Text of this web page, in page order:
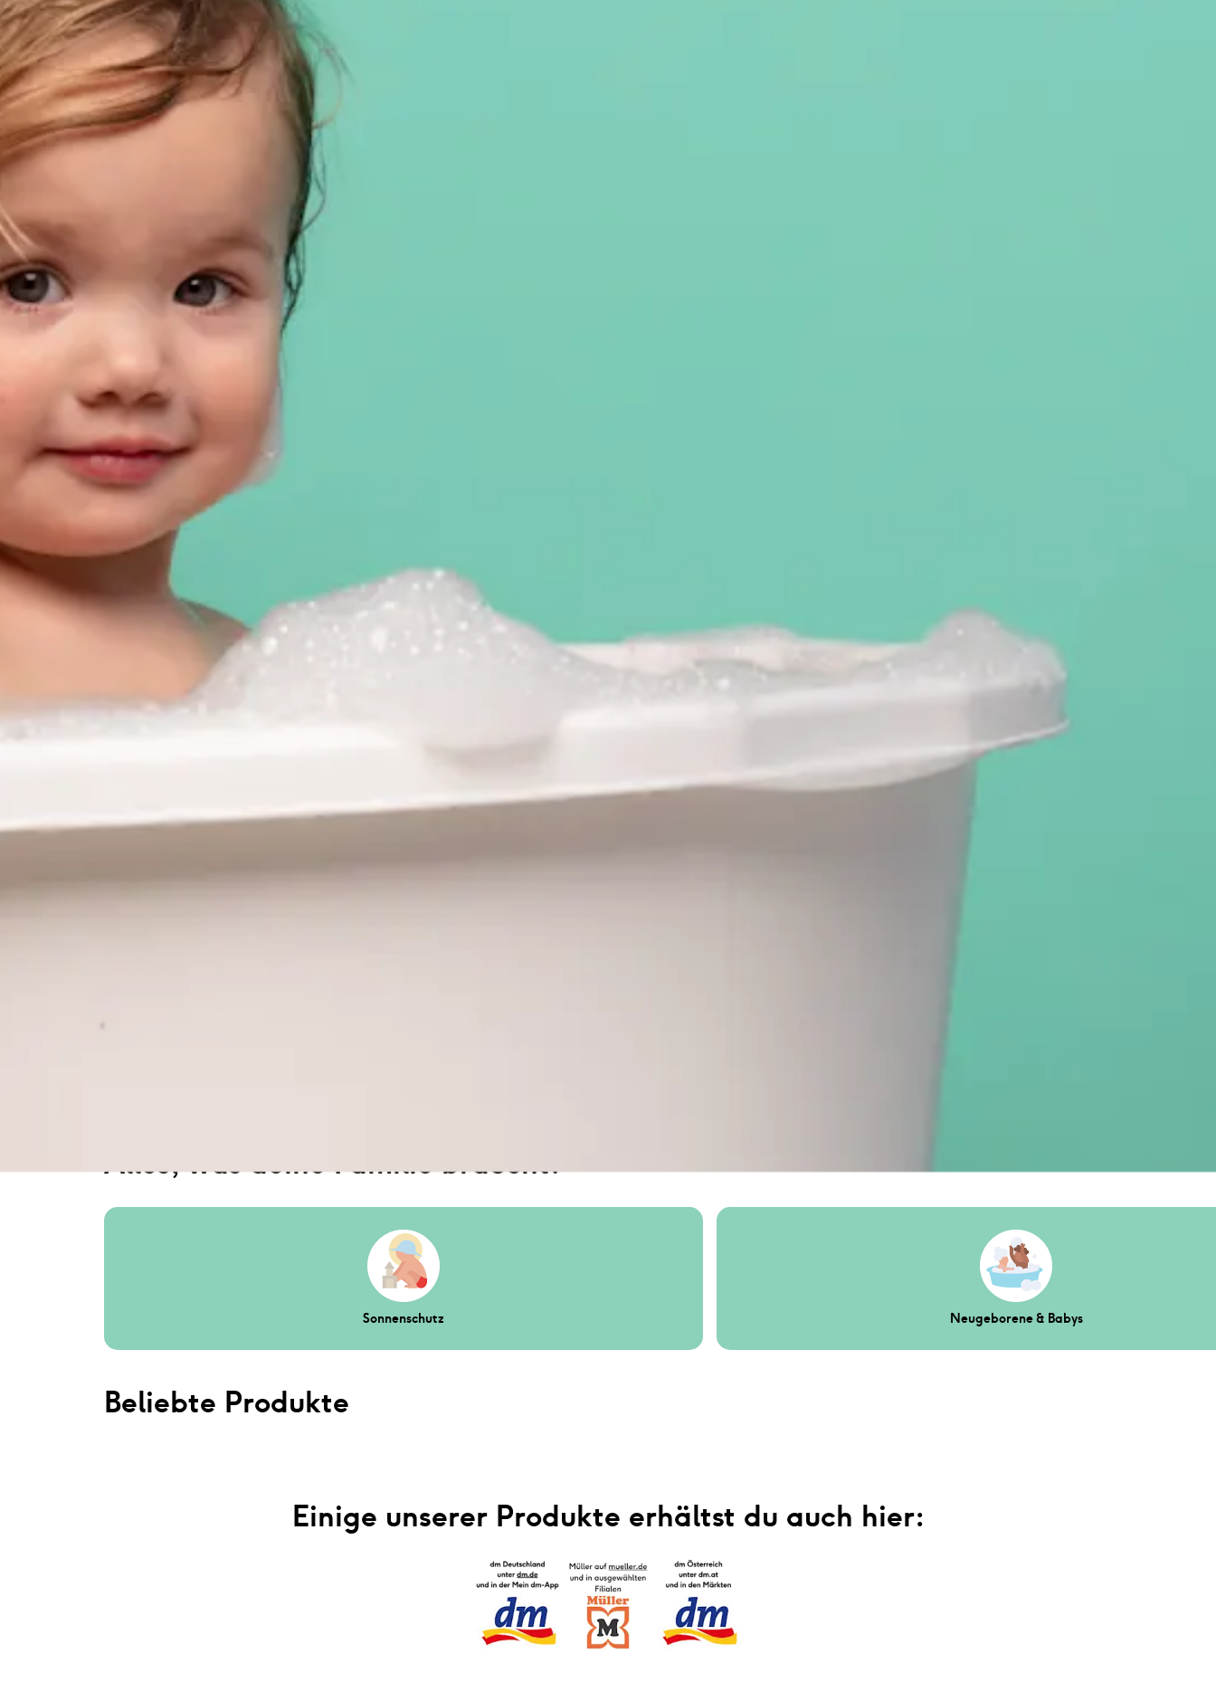
Alles, was deine Familie braucht:
Sonnenschutz Neugeborene & Babys
Beliebte Produkte
Einige unserer Produkte erhältst du auch hier: